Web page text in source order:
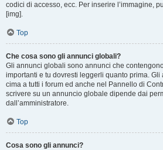
codici di accesso, ecc. Per inserire l’immagine,
[img].
Top
Che cosa sono gli annunci globali?
Gli annunci globali sono annunci che
importanti e tu dovresti leggerli quanto prima.
cima a tutti i forum ed anche nel Pannello di
scrivere su un annuncio globale dipende dai
dall’amministratore.
Top
Cosa sono gli annunci?